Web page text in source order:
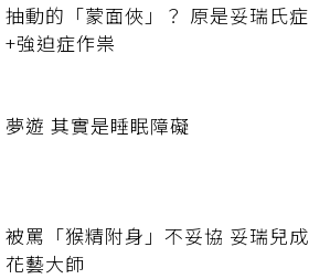
抽動的「蒙面俠」？ 原是妥瑞氏症
+強迫症作祟
夢遊 其實是睡眠障礙
被罵「猴精附身」不妥協 妥瑞兒成
花藝大師